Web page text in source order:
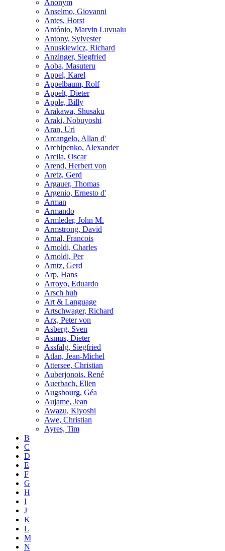
Anonym
Anselmo, Giovanni
Antes, Horst
António, Marvin Luvualu
Antony, Sylvester
Anuskiewicz, Richard
Anzinger, Siegfried
Aoba, Masuteru
Appel, Karel
Appelbaum, Rolf
Appelt, Dieter
Apple, Billy
Arakawa, Shusaku
Araki, Nobuyoshi
Aran, Uri
Arcangelo, Allan d'
Archipenko, Alexander
Arcila, Oscar
Arend, Herbert von
Aretz, Gerd
Argauer, Thomas
Argenio, Ernesto d'
Arman
Armando
Armleder, John M.
Armstrong, David
Arnal, Francois
Arnoldi, Charles
Arnoldi, Per
Arntz, Gerd
Arp, Hans
Arroyo, Eduardo
Arsch huh
Art & Language
Artschwager, Richard
Arx, Peter von
Asberg, Sven
Asmus, Dieter
Assfalg, Siegfried
Atlan, Jean-Michel
Attersee, Christian
Auberjonois, René
Auerbach, Ellen
Augsbourg, Géa
Aujame, Jean
Awazu, Kiyoshi
Awe, Christian
Ayres, Tim
B
C
D
E
F
G
H
I
J
K
L
M
N